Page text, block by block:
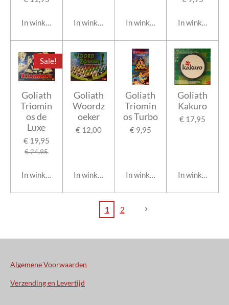
In winkelwagen In winkelwagen In winkelwagen In
Sale!
Goliath
Triomin
os de
Luxe
€ 19,95
€ 24,95
In winkelwagen
Goliath
Woordz
oeker
€ 12,00
In winkelwagen
Goliath
Triomin
os Turbo
€ 9,95
In winkelwagen
Goliath
Kakuro
€ 17,95
In
1 2
Algemene Voorwaarden
Verzending en Levertijd